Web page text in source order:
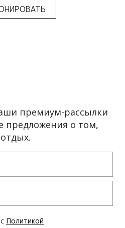
премиум-рассылки
предложения о том,
Политикой